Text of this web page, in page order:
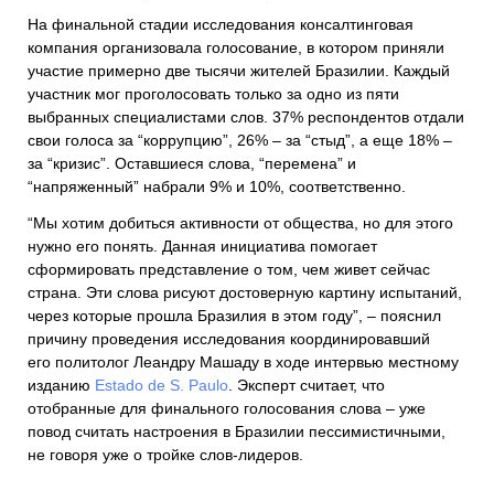
На финальной стадии исследования консалтинговая
компания организовала голосование, в котором приняли
участие примерно две тысячи жителей Бразилии. Каждый
участник мог проголосовать только за одно из пяти
выбранных специалистами слов. 37% респондентов отдали
свои голоса за “коррупцию”, 26% – за “стыд”, а еще 18% –
за “кризис”. Оставшиеся слова, “перемена” и
“напряженный” набрали 9% и 10%, соответственно.
“Мы хотим добиться активности от общества, но для этого
нужно его понять. Данная инициатива помогает
сформировать представление о том, чем живет сейчас
страна. Эти слова рисуют достоверную картину испытаний,
через которые прошла Бразилия в этом году”, – пояснил
причину проведения исследования координировавший
его политолог Леандру Машаду в ходе интервью местному
изданию Estado de S. Paulo . Эксперт считает, что
отобранные для финального голосования слова – уже
повод считать настроения в Бразилии пессимистичными,
не говоря уже о тройке слов-лидеров.